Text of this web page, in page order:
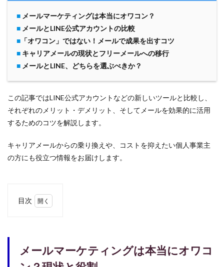
■メールマーケティングは本当にオワコン？
■メールとLINE公式アカウントの比較
■「オワコン」ではない！メールで成果を出すコツ
■キャリアメールの現状とフリーメールへの移行
■メールとLINE、どちらを選ぶべきか？
この記事ではLINE公式アカウントなどの新しいツールと比較し、
それぞれのメリット・デメリット、そしてメールを効果的に活用
するためのコツを解説します。
キャリアメールからの乗り換えや、コストを抑えたい個人事業主
の方にも役立つ情報をお届けします。
目次
ティ
メールマーケティングは本当にオワコ